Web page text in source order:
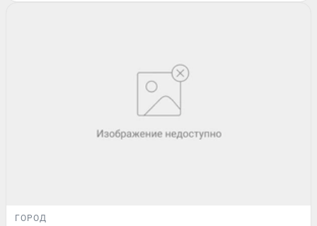
ГОРОД